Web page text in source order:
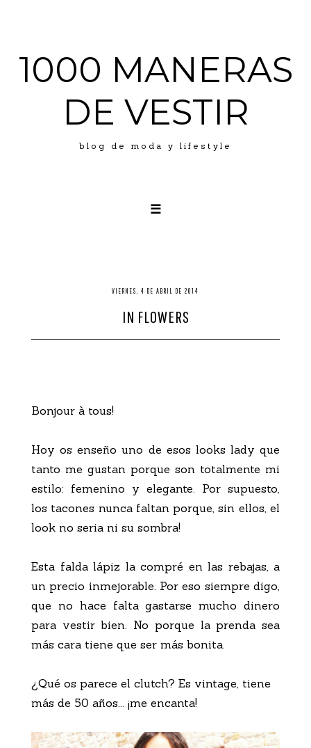
1000 MANERAS
DE VESTIR
blog de moda y lifestyle
☰
PRESS
CONTACTO
VIERNES, 4 DE ABRIL DE 2014
IN FLOWERS
Bonjour à tous!
Hoy os enseño uno de esos looks lady que
tanto me gustan porque son totalmente mi
estilo: femenino y elegante. Por supuesto,
los tacones nunca faltan porque, sin ellos, el
look no seria ni su sombra!
Esta falda lápiz la compré en las rebajas, a
un precio inmejorable. Por eso siempre digo,
que no hace falta gastarse mucho dinero
para vestir bien. No porque la prenda sea
más cara tiene que ser más bonita.
¿Qué os parece el clutch? Es vintage, tiene
más de 50 años... ¡me encanta!